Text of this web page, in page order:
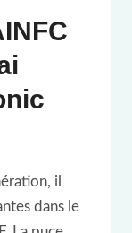
il
dans le